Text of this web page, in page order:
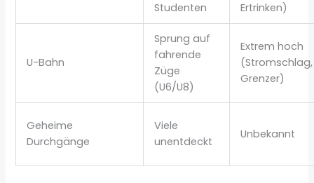
Studenten
Ertrinken)
U-Bahn
Sprung auf
fahrende
Züge
(U6/U8)
Extrem hoch
(Stromschlag,
Grenzer)
Geheime
Durchgänge
Viele
unentdeckt
Unbekannt